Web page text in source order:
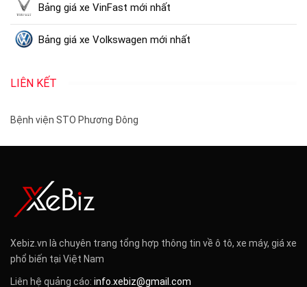
Bảng giá xe VinFast mới nhất
Bảng giá xe Volkswagen mới nhất
LIÊN KẾT
Bệnh viện STO Phương Đông
Xebiz.vn là chuyên trang tổng hợp thông tin về ô tô, xe máy, giá xe
phổ biến tại Việt Nam
Liên hệ quảng cáo: info.xebiz@gmail.com